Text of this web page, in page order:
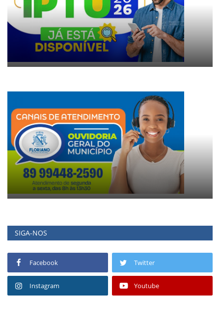
SIGA-NOS
Facebook Twitter
Instagram Youtube